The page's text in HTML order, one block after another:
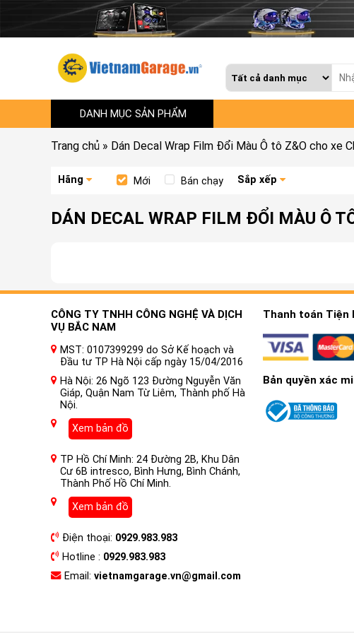
DANH MỤC SẢN PHẨM
Trang chủ » Dán Decal Wrap Film Đổi Màu Ô tô Z&O cho xe
Hãng Mới Bán chạy Sắp xếp
DÁN DECAL WRAP FILM ĐỔI MÀU Ô
CÔNG TY TNHH CÔNG NGHỆ VÀ DỊCH
VỤ BẮC NAM
MST: 0107399299 do Sở Kế hoạch và
Đầu tư TP Hà Nội cấp ngày 15/04/2016
Hà Nội: 26 Ngõ 123 Đường Nguyễn Văn
Giáp, Quận Nam Từ Liêm, Thành phố Hà
Nội.
Xem bản đồ
TP Hồ Chí Minh: 24 Đường 2B, Khu Dân
Cư 6B intresco, Bình Hưng, Bình Chánh,
Thành Phố Hồ Chí Minh.
Xem bản đồ
Điện thoại: 0929.983.983
Hotline : 0929.983.983
Email: vietnamgarage.vn@gmail.com
Thanh toán Tiện
Bản quyền xác